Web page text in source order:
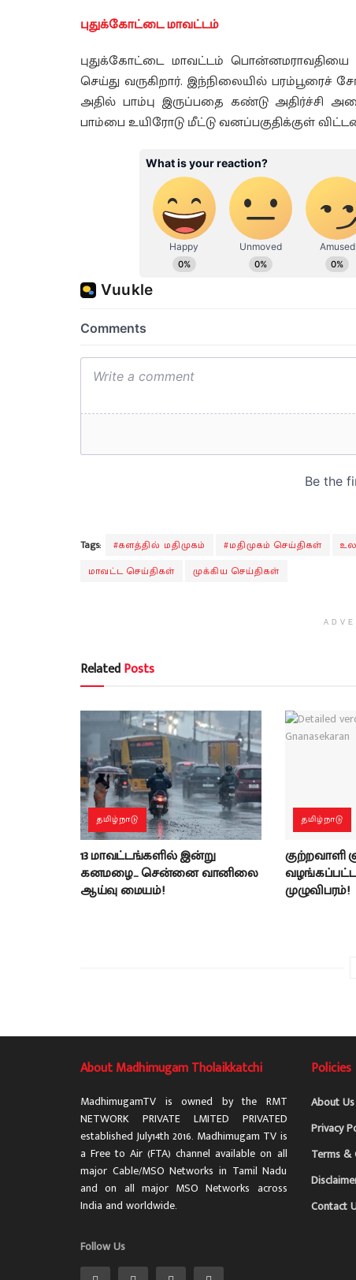
புதுக்கோட்டை மாவட்டம்
புதுக்கோட்டை மாவட்டம் பொன்னமராவதியை
செய்து வருகிறார். இந்நிலையில் பரம்பூரைச்
அதில் பாம்பு இருப்பதை கண்டு அதிர்ச்சி
பாம்பை உயிரோடு மீட்டு வனப்பகுதிக்குள்
Tags: #களத்தில் மதிமுகம் #மதிமுகம் செய்திகள்
மாவட்ட செய்திகள்
முக்கிய செய்திகள்
RelatedPosts
தமிழ்நாடு
13 மாவட்டங்களில் இன்று
கனமழை… சென்னை வானிலை
ஆய்வு மையம்!
தமிழ்நாடு
குற்றவாளி
முழுவிபரம்!
About Madhimugam Tholaikkatchi
MadhimugamTV is owned by the RMT
NETWORK PRIVATE LMITED PRIVATED
established July14th 2016. Madhimugam TV is
a Free to Air (FTA) channel available on all
major Cable/MSO Networks in Tamil Nadu
and on all major MSO Networks across
India and worldwide.
Follow Us
Policies
About Us
Privacy
Terms &
Contact